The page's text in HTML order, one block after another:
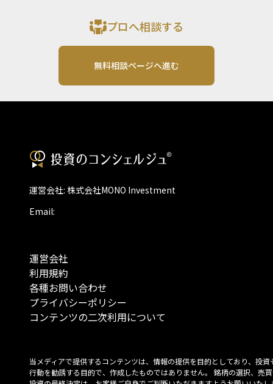
プロへ相談する
無料相談ページへ進む
運営会社: 株式会社MONO Investment
Email:
運営会社
利用規約
各種お問い合わせ
プライバシーポリシー
コンテンツの二次利用について
当メディアで提供するコンテンツは、情報の提供を目的としており、投資
行動を勧誘する目的で、作成したものではありません。 銘柄の選択、売